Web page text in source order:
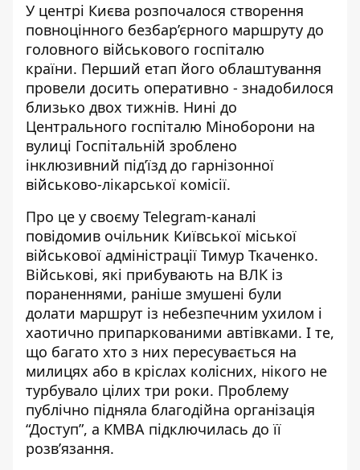
У центрі Києва розпочалося створення
повноцінного безбар’єрного маршруту до
головного військового госпіталю
країни. Перший етап його облаштування
провели досить оперативно - знадобилося
близько двох тижнів. Нині до
Центрального госпіталю Міноборони на
вулиці Госпітальній зроблено
інклюзивний під’їзд до гарнізонної
військово-лікарської комісії.
Про це у своєму Telegram-каналі
повідомив очільник Київської міської
військової адміністрації Тимур Ткаченко.
Військові, які прибувають на ВЛК із
пораненнями, раніше змушені були
долати маршрут із небезпечним ухилом і
хаотично припаркованими автівками. І те,
що багато хто з них пересувається на
милицях або в кріслах колісних, нікого не
турбувало цілих три роки. Проблему
публічно підняла благодійна організація
“Доступ”, а КМВА підключилась до її
розв’язання.